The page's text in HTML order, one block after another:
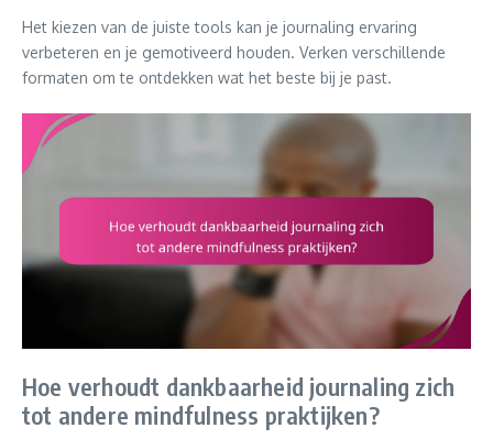
Het kiezen van de juiste tools kan je journaling ervaring
verbeteren en je gemotiveerd houden. Verken verschillende
formaten om te ontdekken wat het beste bij je past.
Hoe verhoudt dankbaarheid journaling zich
tot andere mindfulness praktijken?